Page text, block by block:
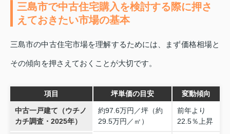
三島市で中古住宅購入を検討する際に押さ
えておきたい市場の基本
三島市の中古住宅市場を理解するためには、まず価格相場と
その傾向を押さえておくことが大切です。
項目 坪単価の目安 変動傾向
中古一戸建て（ウチノ
カチ調査・2025年）
約97.6万円／坪（約
29.5万円／㎡）
前年より
22.5％上昇